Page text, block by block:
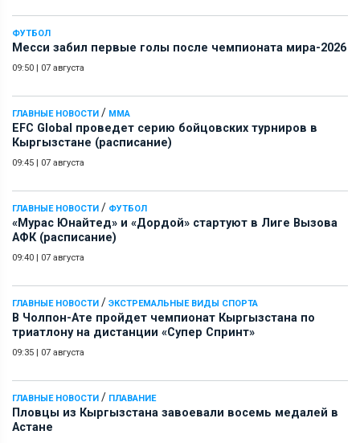
ФУТБОЛ
Месси забил первые голы после чемпионата мира-2026
09:50 | 07 августа
ГЛАВНЫЕ НОВОСТИ / ММА
EFC Global проведет серию бойцовских турниров в
Кыргызстане (расписание)
09:45 | 07 августа
ГЛАВНЫЕ НОВОСТИ / ФУТБОЛ
«Мурас Юнайтед» и «Дордой» стартуют в Лиге Вызова
АФК (расписание)
09:40 | 07 августа
ГЛАВНЫЕ НОВОСТИ / ЭКСТРЕМАЛЬНЫЕ ВИДЫ СПОРТА
В Чолпон-Ате пройдет чемпионат Кыргызстана по
триатлону на дистанции «Супер Спринт»
09:35 | 07 августа
ГЛАВНЫЕ НОВОСТИ / ПЛАВАНИЕ
Пловцы из Кыргызстана завоевали восемь медалей в
Астане